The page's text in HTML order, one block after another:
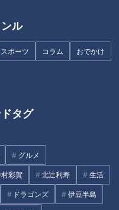
ル
スポーツ コラム おでかけ
ドタグ
グルメ
彩賀 北辻利寿 生活
ドラゴンズ 伊豆半島
アナ #インタビュー
” 小川実桜アナ・瀧川幸樹
雄介